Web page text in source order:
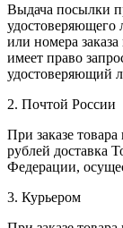
Выдача посылки
удостоверяющего
или номера
имеет право
удостоверяющий
2. Почтой России
При заказе
рублей доставка
Федерации,
3. Курьером